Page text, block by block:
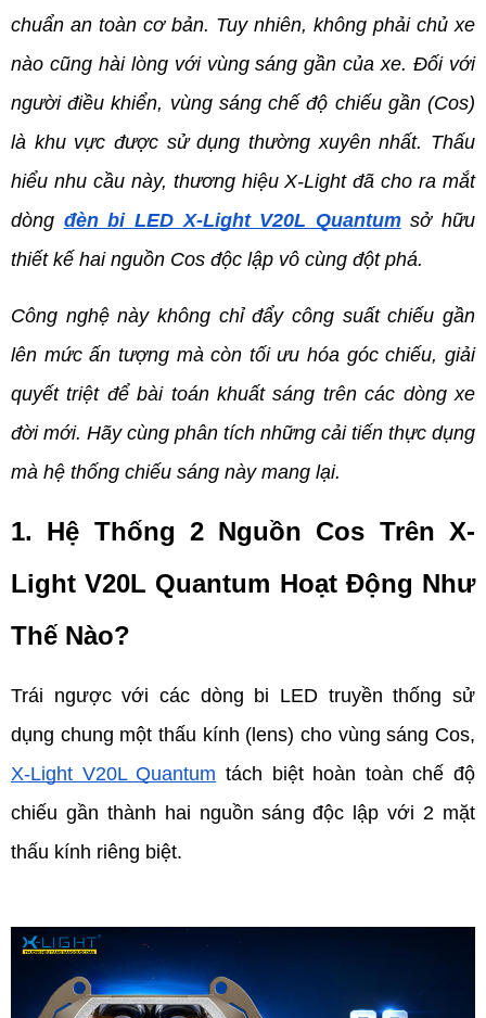
chuẩn an toàn cơ bản. Tuy nhiên, không phải chủ xe
nào cũng hài lòng với vùng sáng gần của xe. Đối với
người điều khiển, vùng sáng chế độ chiếu gần (Cos)
là khu vực được sử dụng thường xuyên nhất. Thấu
hiểu nhu cầu này, thương hiệu X-Light đã cho ra mắt
dòng đèn bi LED X-Light V20L Quantum sở hữu
thiết kế hai nguồn Cos độc lập vô cùng đột phá.
Công nghệ này không chỉ đẩy công suất chiếu gần
lên mức ấn tượng mà còn tối ưu hóa góc chiếu, giải
quyết triệt để bài toán khuất sáng trên các dòng xe
đời mới. Hãy cùng phân tích những cải tiến thực dụng
mà hệ thống chiếu sáng này mang lại.
1. Hệ Thống 2 Nguồn Cos Trên X-
Light V20L Quantum Hoạt Động Như
Thế Nào?
Trái ngược với các dòng bi LED truyền thống sử
X-Light V20L Quantum tách biệt hoàn toàn chế độ
chiếu gần thành hai nguồn sáng độc lập với 2 mặt
thấu kính riêng biệt.